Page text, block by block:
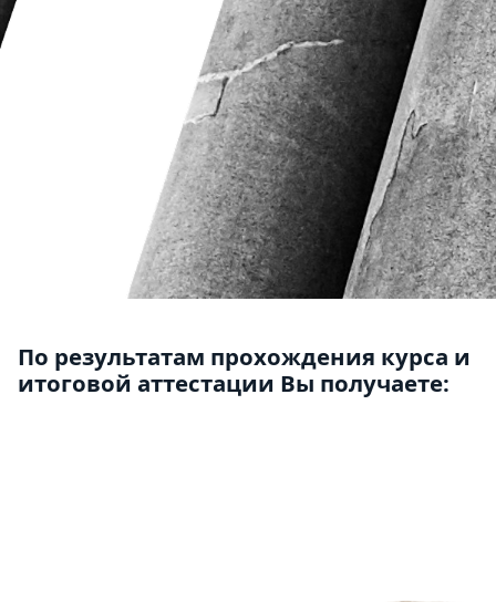
По результатам прохождения курса и
итоговой аттестации Вы получаете: